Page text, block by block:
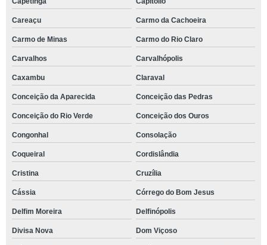
Careaçu Carmo da Cachoeira
Carmo de Minas Carmo do Rio Claro
Carvalhos Carvalhópolis
Caxambu Claraval
Conceição da Aparecida Conceição das Pedras
Conceição do Rio Verde Conceição dos Ouros
Congonhal Consolação
Coqueiral Cordislândia
Cristina Cruzília
Cássia Córrego do Bom Jesus
Delfim Moreira Delfinópolis
Divisa Nova Dom Viçoso